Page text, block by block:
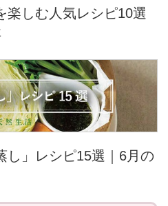
しむ人気レシピ10選
」レシピ15選｜6月の